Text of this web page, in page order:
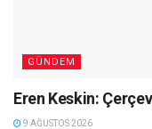
GÜNDEM
Eren Keskin:
9 AĞUSTOS 2026